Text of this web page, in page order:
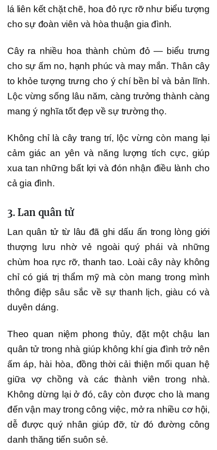
lá liên kết chặt chẽ, hoa đỏ rực rỡ như biểu tượng
cho sự đoàn viên và hòa thuận gia đình.
Cây ra nhiều hoa thành chùm đỏ — biểu trưng
cho sự ấm no, hạnh phúc và may mắn. Thân cây
to khỏe tượng trưng cho ý chí bền bỉ và bản lĩnh.
Lộc vừng sống lâu năm, càng trưởng thành càng
mang ý nghĩa tốt đẹp về sự trường thọ.
Không chỉ là cây trang trí, lộc vừng còn mang lại
cảm giác an yên và năng lượng tích cực, giúp
xua tan những bất lợi và đón nhận điều lành cho
cả gia đình.
3. Lan quân tử
Lan quân tử từ lâu đã ghi dấu ấn trong lòng giới
thượng lưu nhờ vẻ ngoài quý phái và những
chùm hoa rực rỡ, thanh tao. Loài cây này không
chỉ có giá trị thẩm mỹ mà còn mang trong mình
thông điệp sâu sắc về sự thanh lịch, giàu có và
duyên dáng.
Theo quan niệm phong thủy, đặt một chậu lan
quân tử trong nhà giúp không khí gia đình trở nên
ấm áp, hài hòa, đồng thời cải thiện mối quan hệ
giữa vợ chồng và các thành viên trong nhà.
Không dừng lại ở đó, cây còn được cho là mang
đến vận may trong công việc, mở ra nhiều cơ hội,
dễ được quý nhân giúp đỡ, từ đó đường công
danh thăng tiến suôn sẻ.